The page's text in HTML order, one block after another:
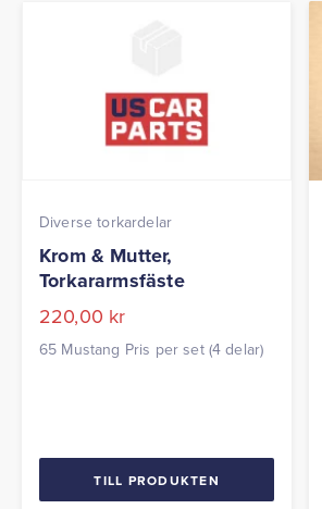
Diverse torkardelar
Krom & Mutter,
Torkararmsfäste
220,00 kr
65 Mustang Pris per set (4 delar)
TILL PRODUKTEN